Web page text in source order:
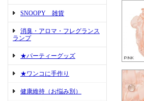
SNOOPY 雑貨
消臭・アロマ・フレグランス
ランプ
★パーティーグッズ
★ワンコに手作り
健康維持（お悩み別）